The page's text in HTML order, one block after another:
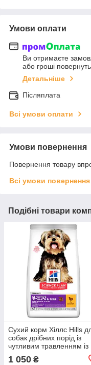
Умови оплати
Ви отримаєте
або гроші
Детальніше
Післяплата
Всі умови оплати
Умови повернення
Повернення товару
Всі умови повернення
Подібні товари
Сухий корм Хіллс Hills
собак дрібних порід із
чутливим травленням із
1 050 ₴